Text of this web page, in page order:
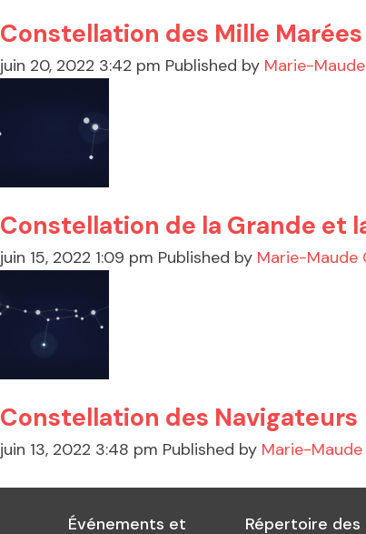
Constellation des Mille Marées
juin 20, 2022 3:42 pm Published by Marie-
Constellation de la Grande et
juin 15, 2022 1:09 pm Published by Marie-Maude
Constellation des Navigateurs
juin 13, 2022 3:48 pm Published by Marie-
Événements et
Répertoire des